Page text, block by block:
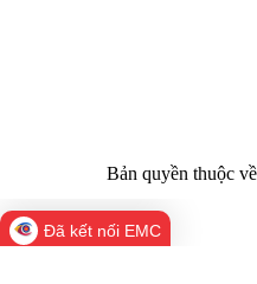
Bản quyền thuộc
Đã kết nối EMC